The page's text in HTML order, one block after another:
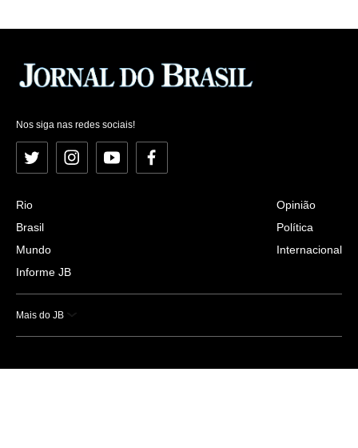
Nos siga nas redes sociais!
Twitter InstagramYouTubeFacebook
Rio
Brasil
Mundo
Informe JB
Opinião
Política
Internacional
Mais do JB
Esportes